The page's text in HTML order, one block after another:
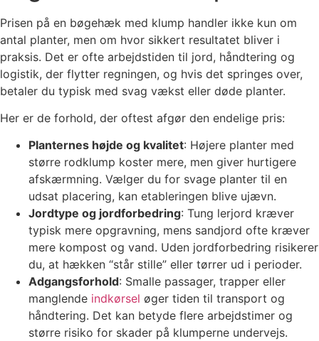
Prisen på en bøgehæk med klump handler ikke kun om
antal planter, men om hvor sikkert resultatet bliver i
praksis. Det er ofte arbejdstiden til jord, håndtering og
logistik, der flytter regningen, og hvis det springes over,
betaler du typisk med svag vækst eller døde planter.
Her er de forhold, der oftest afgør den endelige pris:
Planternes højde og kvalitet: Højere planter med
større rodklump koster mere, men giver hurtigere
afskærmning. Vælger du for svage planter til en
udsat placering, kan etableringen blive ujævn.
Jordtype og jordforbedring: Tung lerjord kræver
typisk mere opgravning, mens sandjord ofte kræver
mere kompost og vand. Uden jordforbedring risikerer
du, at hækken “står stille” eller tørrer ud i perioder.
Adgangsforhold: Smalle passager, trapper eller
manglende indkørsel øger tiden til transport og
håndtering. Det kan betyde flere arbejdstimer og
større risiko for skader på klumperne undervejs.